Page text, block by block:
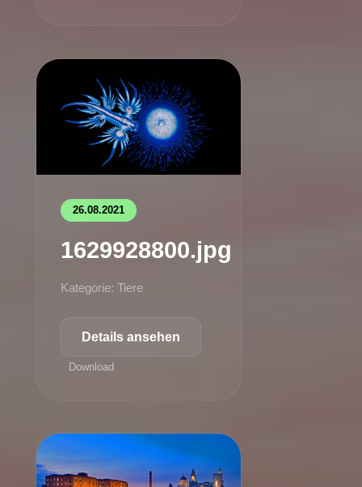
26.08.2021
1629928800.jpg
Kategorie: Tiere
Details ansehen
Download